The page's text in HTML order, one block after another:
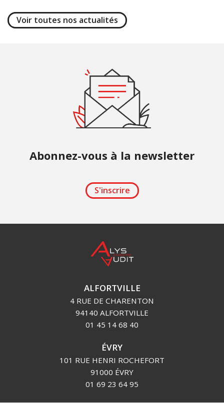
Voir toutes nos actualités
Abonnez-vous à la newsletter
S'inscrire
ALFORTVILLE
4 RUE DE CHARENTON
94140 ALFORTVILLE
01 45 14 68 40
ÉVRY
101 RUE HENRI ROCHEFORT
91000 ÉVRY
01 69 23 64 95